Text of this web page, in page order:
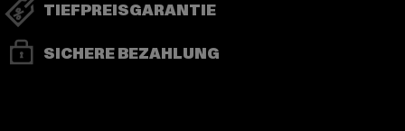
TIEFPREISGARANTIE
SICHERE BEZAHLUNG